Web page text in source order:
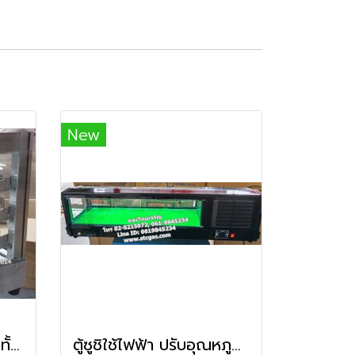
ตู้โชว์อุ่นอาหารสเตนเลสทั้งตัว รุ่น NT-703
New
ตู้ซูชิใช้ไฟฟ้า ปรับอุณหภูมิได้ ขนาด 150 ซม.